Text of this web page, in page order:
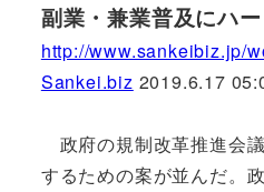
副業・兼業普及にハ
http://www.sankeibiz.jp/
Sankei.biz 2019.6.17
政府の規制改革推進会
するための案が並んだ。